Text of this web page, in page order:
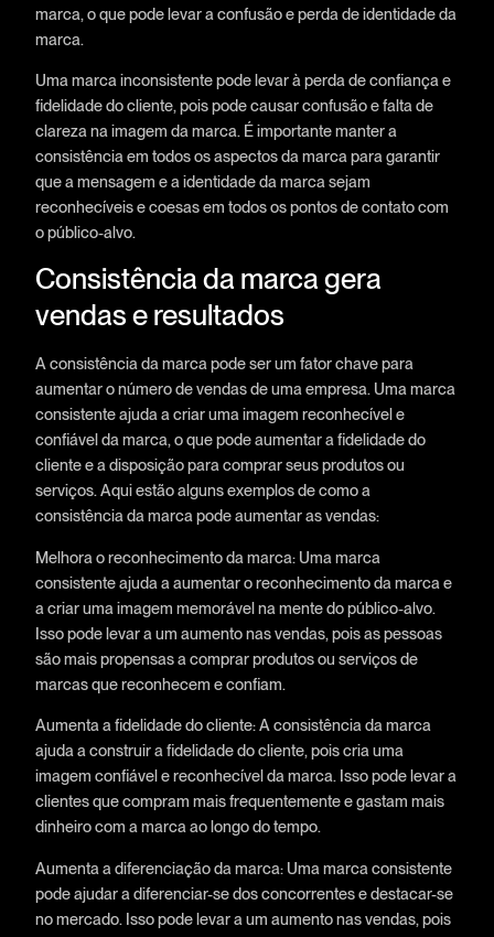
marca, o que pode levar a confusão e perda de identidade da
marca.
Uma marca inconsistente pode levar à perda de confiança e
fidelidade do cliente, pois pode causar confusão e falta de
clareza na imagem da marca. É importante manter a
consistência em todos os aspectos da marca para garantir
que a mensagem e a identidade da marca sejam
reconhecíveis e coesas em todos os pontos de contato com
o público-alvo.
Consistência da marca gera
vendas e resultados
A consistência da marca pode ser um fator chave para
aumentar o número de vendas de uma empresa. Uma marca
consistente ajuda a criar uma imagem reconhecível e
confiável da marca, o que pode aumentar a fidelidade do
cliente e a disposição para comprar seus produtos ou
serviços. Aqui estão alguns exemplos de como a
consistência da marca pode aumentar as vendas:
Melhora o reconhecimento da marca: Uma marca
consistente ajuda a aumentar o reconhecimento da marca e
a criar uma imagem memorável na mente do público-alvo.
Isso pode levar a um aumento nas vendas, pois as pessoas
são mais propensas a comprar produtos ou serviços de
marcas que reconhecem e confiam.
Aumenta a fidelidade do cliente: A consistência da marca
ajuda a construir a fidelidade do cliente, pois cria uma
imagem confiável e reconhecível da marca. Isso pode levar a
clientes que compram mais frequentemente e gastam mais
dinheiro com a marca ao longo do tempo.
Aumenta a diferenciação da marca: Uma marca consistente
pode ajudar a diferenciar-se dos concorrentes e destacar-se
no mercado. Isso pode levar a um aumento nas vendas, pois